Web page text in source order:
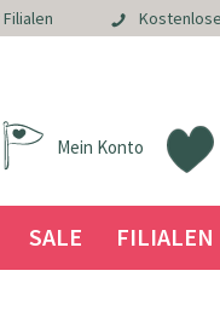
Mein Konto
SALE FILIALEN